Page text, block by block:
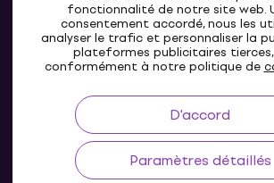
fonctionnalité de notre site web.
consentement accordé, nous les
analyser le trafic et personnaliser la
plateformes publicitaires
conformément à notre politique de
D'accord
Paramètres détaillés
LU